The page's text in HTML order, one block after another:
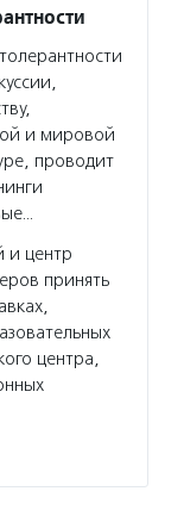
и мировой
проводит
и центр
принять
центра,